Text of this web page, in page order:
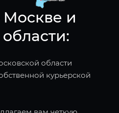
Москве и
области
курьерской